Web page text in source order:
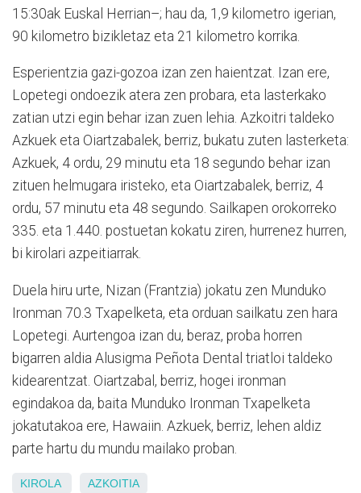
15:30ak Euskal Herrian–; hau da, 1,9 kilometro igerian,
90 kilometro bizikletaz eta 21 kilometro korrika.
Esperientzia gazi-gozoa izan zen haientzat. Izan ere,
Lopetegi ondoezik atera zen probara, eta lasterkako
zatian utzi egin behar izan zuen lehia. Azkoitri taldeko
Azkuek eta Oiartzabalek, berriz, bukatu zuten lasterketa:
Azkuek, 4 ordu, 29 minutu eta 18 segundo behar izan
zituen helmugara iristeko, eta Oiartzabalek, berriz, 4
ordu, 57 minutu eta 48 segundo. Sailkapen orokorreko
335. eta 1.440. postuetan kokatu ziren, hurrenez hurren,
bi kirolari azpeitiarrak.
Duela hiru urte, Nizan (Frantzia) jokatu zen Munduko
Ironman 70.3 Txapelketa, eta orduan sailkatu zen hara
Lopetegi. Aurtengoa izan du, beraz, proba horren
bigarren aldia Alusigma Peñota Dental triatloi taldeko
kidearentzat. Oiartzabal, berriz, hogei ironman
egindakoa da, baita Munduko Ironman Txapelketa
jokatutakoa ere, Hawaiin. Azkuek, berriz, lehen aldiz
parte hartu du mundu mailako proban.
KIROLA AZKOITIA